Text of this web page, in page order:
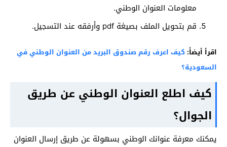
معلومات العنوان الوطني.
قم بتحويل الملف بصيغة pdf وأرفقه عند التسجيل.
اقرأ أيضاً: كيف اعرف رقم صندوق البريد من العنوان الوطني في
السعودية؟
كيف اطلع العنوان الوطني عن طريق
الجوال؟
يمكنك معرفة عنوانك الوطني بسهولة عن طريق إرسال العنوان